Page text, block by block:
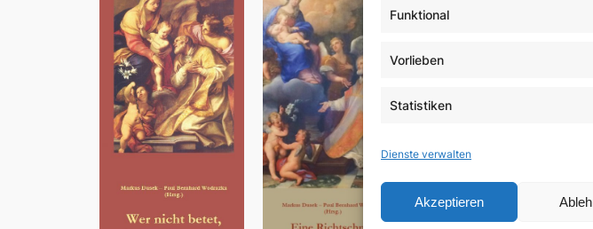
Funktional
Vorlieben
Statistiken
Dienste verwalten
Akzeptieren
Zeugen des Nordens